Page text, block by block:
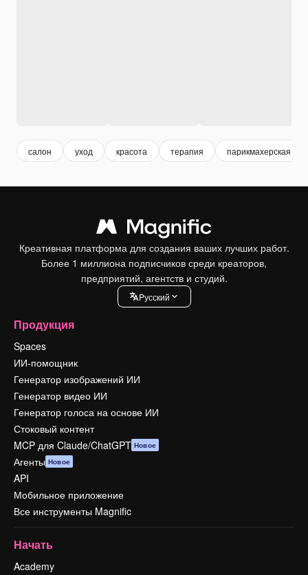
салон уход красота терапия парикмахерская
Креативная платформа для создания ваших лучших работ.
Более 1 миллиона подписчиков среди креаторов,
предприятий, агентств и студий.
Pусский
Продукция
Spaces
ИИ-помощник
Генератор изображений ИИ
Генератор видео ИИ
Генератор голоса на основе ИИ
Стоковый контент
MCP для Claude/ChatGPT Новое
Агенты Новое
API
Мобильное приложение
Все инструменты Magnific
Начать
Academy